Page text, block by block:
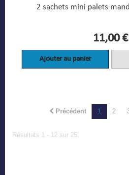
2 sachets mini palets
11,00 €
Ajouter au panier
Précédent 1 2
Résultats 1 - 12 sur 25.